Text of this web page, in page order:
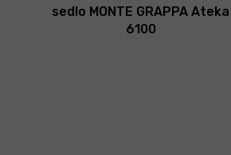
sedlo MONTE GRAPPA Ateka
6100